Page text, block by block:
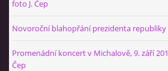
Nahoru ↑
foto J. Čep
Novoroční blahopřání prezidenta republiky
Promenádní koncert v Michalově, 9. září
Čep